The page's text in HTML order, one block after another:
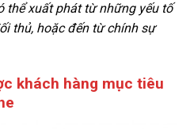
thể xuất phát từ những yếu tố
thủ, hoặc đến từ chính sự
khách hàng mục tiêu